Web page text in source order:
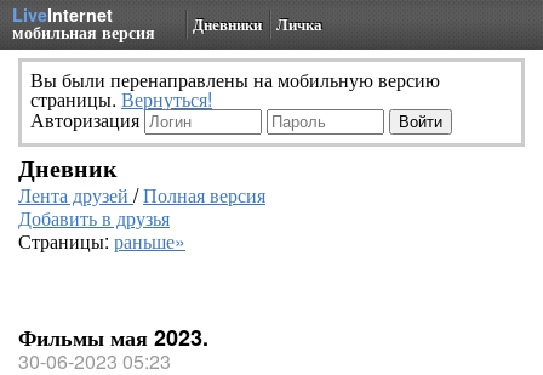
LiveInternet
мобильная версия Дневники Личка
Вы были перенаправлены на мобильную версию
страницы. Вернуться!
Авторизация
Дневник
Лента друзей /Полная версия
Добавить в друзья
Страницы: раньше»
Фильмы мая 2023.
30-06-2023 05:23